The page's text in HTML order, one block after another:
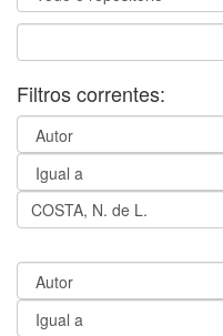
Filtros correntes: